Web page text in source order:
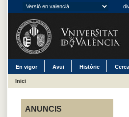
En vigor Avui Històric
Inici
ANUNCIS